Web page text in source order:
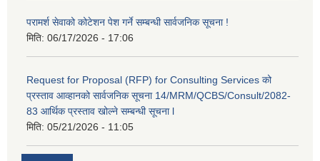
परामर्श सेवाको कोटेशन पेश गर्ने सम्बन्धी सार्वजनिक सूचना !
मिति: 06/17/2026 - 17:06
Request for Proposal (RFP) for Consulting Services को
प्रस्ताव आव्हानको सार्वजनिक सूचना 14/MRM/QCBS/Consult/2082-
83 आर्थिक प्रस्ताव खोल्ने सम्बन्धी सूचना l
मिति: 05/21/2026 - 11:05